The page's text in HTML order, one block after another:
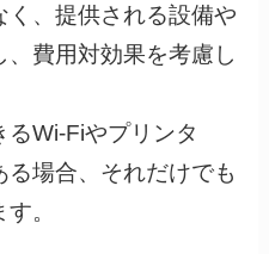
、提供される設備や
費用対効果を考慮し
Wi-Fiやプリンタ
場合、それだけでも
。